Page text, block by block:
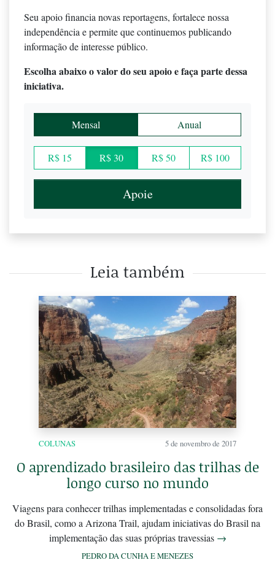
Seu apoio financia novas reportagens, fortalece nossa
independência e permite que continuemos publicando
informação de interesse público.
Escolha abaixo o valor do seu apoio e faça parte dessa
iniciativa.
Mensal Anual
R$ 15 R$ 30 R$ 50 R$ 100
Apoie
Leia também
COLUNAS 5 de novembro de 2017
O aprendizado brasileiro das trilhas de
longo curso no mundo
Viagens para conhecer trilhas implementadas e consolidadas fora
do Brasil, como a Arizona Trail, ajudam iniciativas do Brasil na
implementação das suas próprias travessias →
PEDRO DA CUNHA E MENEZES